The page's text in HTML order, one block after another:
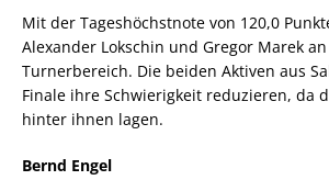
Mit der Tageshöchstnote von 120,0
Alexander Lokschin und Gregor Marek
Turnerbereich. Die beiden Aktiven aus
Finale ihre Schwierigkeit reduzieren, da
hinter ihnen lagen.
Bernd Engel